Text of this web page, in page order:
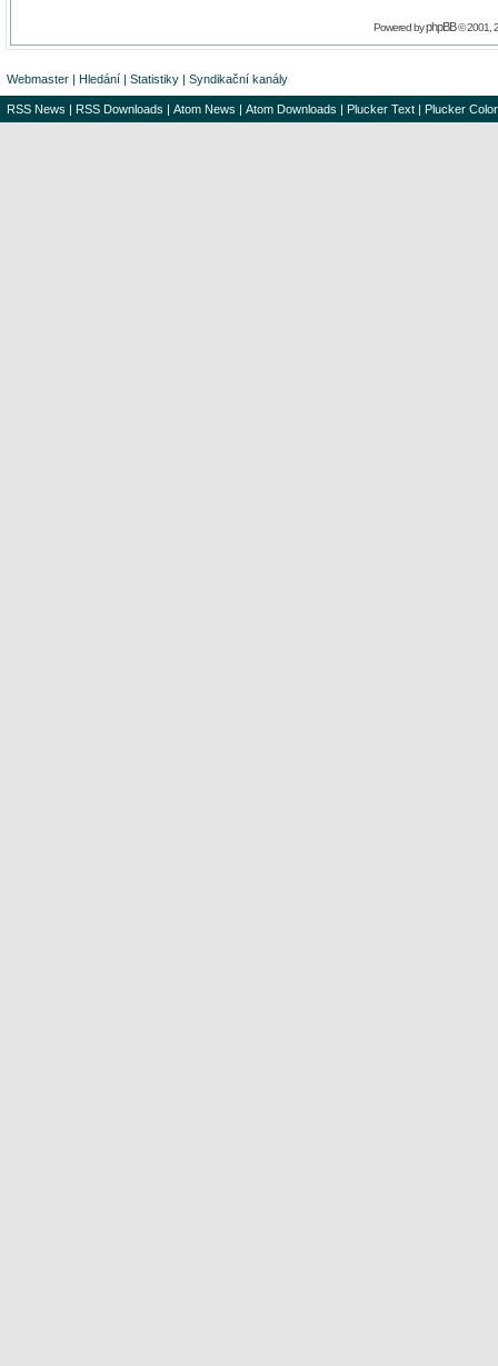
Powered byphpBB© 2001,
Webmaster | Hledání | Statistiky | Syndikační kanály
RSS News | RSS Downloads | Atom News | Atom Downloads | Plucker Text | Plucker Color